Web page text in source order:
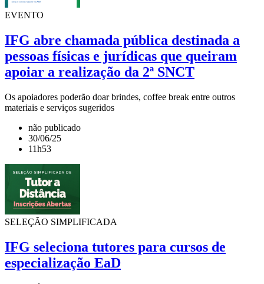
EVENTO
IFG abre chamada pública destinada a
pessoas físicas e jurídicas que queiram
apoiar a realização da 2ª SNCT
Os apoiadores poderão doar brindes, coffee break entre outros
materiais e serviços sugeridos
não publicado
30/06/25
11h53
SELEÇÃO SIMPLIFICADA
IFG seleciona tutores para cursos de
especialização EaD